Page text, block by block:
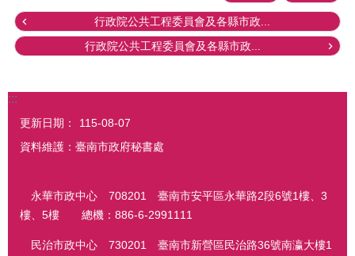
行政院公共工程委員會及各縣市政...
行政院公共工程委員會及各縣市政...
:::
更新日期：
115-08-07
資料維護：臺南市政府秘書處
永華市政中心 708201 臺南市安平區永華路2段6號1樓、3
樓、5樓 總機：886-6-2991111
民治市政中心 730201 臺南市新營區民治路36號南瀛大樓1